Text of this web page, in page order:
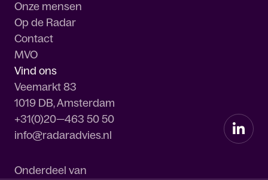
Onze mensen
Op de Radar
Contact
MVO
Vind ons
Veemarkt 83
1019 DB, Amsterdam
+31(0)20—463 50 50
info@radaradvies.nl
Onderdeel van